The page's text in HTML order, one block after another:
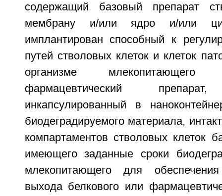
содержащий базовый препарат
мембрану и/или ядро и/или
имплантирован способный к
путей стволовых клеток и клеток
организме
фармацевтический препарат,
инкапсулированный в
биодеградируемого материала,
компартаментов стволовых клеток
имеющего заданные сроки
млекопитающего для обеспечения
выхода белкового или